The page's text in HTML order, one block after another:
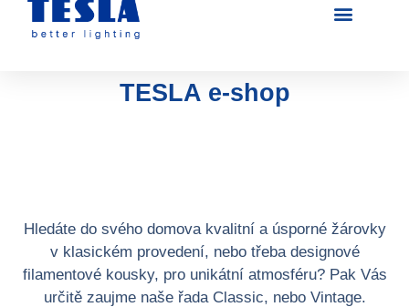
TESLA e-shop
Hledáte do svého domova kvalitní a úsporné žárovky
v klasickém provedení, nebo třeba designové
filamentové kousky, pro unikátní atmosféru? Pak Vás
určitě zaujme naše řada Classic, nebo Vintage.